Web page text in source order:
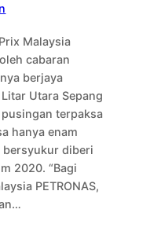
Malaysia
cabaran
berjaya
Utara Sepang
terpaksa
hanya enam
bersyukur diberi
2020. “Bagi
PETRONAS,